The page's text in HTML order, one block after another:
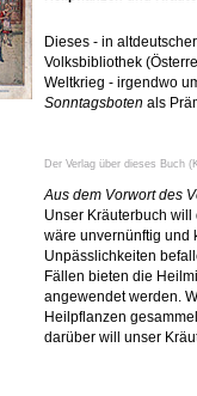
Dieses - in
Volksbibliothek
Weltkrieg - irgendwo
Sonntagsboten als
Der Verlag über dieses Buch
Aus dem Vorwort des
Unser Kräuterbuch
wäre unvernünftig und
Unpässlichkeiten
Fällen bieten die
angewendet werden.
Heilpflanzen
darüber will unser